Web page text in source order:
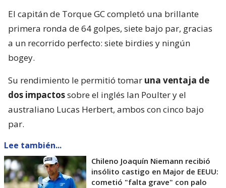
El capitán de Torque GC completó una brillante
primera ronda de 64 golpes, siete bajo par, gracias
a un recorrido perfecto: siete birdies y ningún
bogey.
Su rendimiento le permitió tomar una ventaja de
dos impactossobre el inglés Ian Poulter y el
australiano Lucas Herbert, ambos con cinco bajo
par.
Lee también...
Chileno Joaquín Niemann recibió
insólito castigo en Major de EEUU:
cometió "falta grave" con palo